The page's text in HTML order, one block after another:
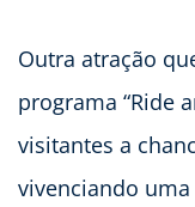
Outra atração
programa “Ride
visitantes a
vivenciando